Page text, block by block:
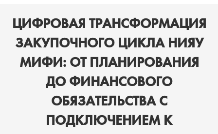
ЦИФРОВАЯ ТРАНСФОРМАЦИЯ
ЗАКУПОЧНОГО ЦИКЛА НИЯУ
МИФИ: ОТ ПЛАНИРОВАНИЯ
ДО ФИНАНСОВОГО
ОБЯЗАТЕЛЬСТВА С
ПОДКЛЮЧЕНИЕМ К